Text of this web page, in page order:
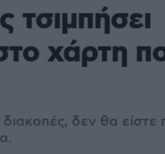
τσιμπήσει
χάρτη
δεν θα είστε